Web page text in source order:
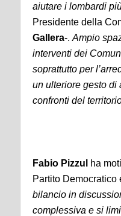
aiutare i lombardi
Presidente della
Gallera-. Ampio
interventi dei
soprattutto per
un ulteriore gesto di
confronti del
Fabio Pizzul
ha
Partito Democratico
bilancio in
complessiva e si